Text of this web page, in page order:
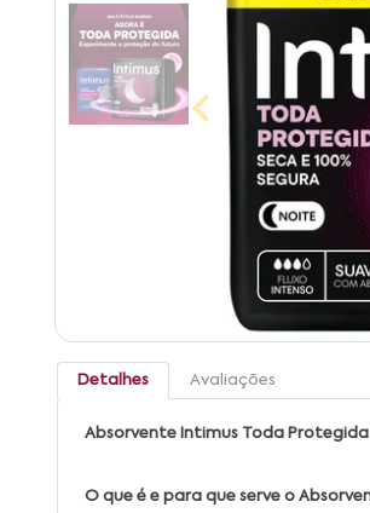
Detalhes Avaliações
Absorvente Intimus Toda
O que é e para que serve o